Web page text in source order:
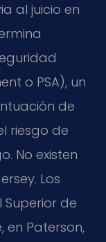
al juicio en
o PSA), un
de
riesgo de
No existen
Los
Superior de
, en Paterson,